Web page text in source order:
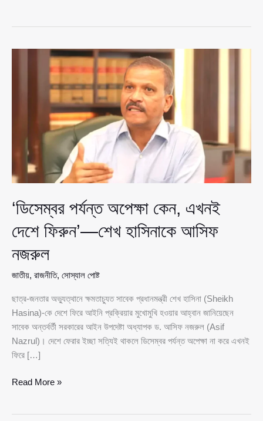
রেহানার
‘ডিসেম্বর পর্যন্ত অপেক্ষা কেন, এখনই
দেশে ফিরুন’—শেখ হাসিনাকে আসিফ
নজরুল
জাতীয়, রাজনীতি, সোস্যাল পোষ্ট
ছাত্র-জনতার অভ্যুত্থানে ক্ষমতাচ্যুত সাবেক প্রধানমন্ত্রী শেখ হাসিনা (Sheikh
Hasina)-কে দেশে ফিরে আইনি প্রক্রিয়ার মুখোমুখি হওয়ার আহ্বান জানিয়েছেন
সাবেক অন্তর্বর্তী সরকারের আইন উপদেষ্টা অধ্যাপক ড. আসিফ নজরুল (Asif
Nazrul)। দেশে ফেরার ইচ্ছা সত্যিই থাকলে ডিসেম্বর পর্যন্ত অপেক্ষা না করে এখনই
ফিরে […]
‘ডিসেম্বর
Read More »